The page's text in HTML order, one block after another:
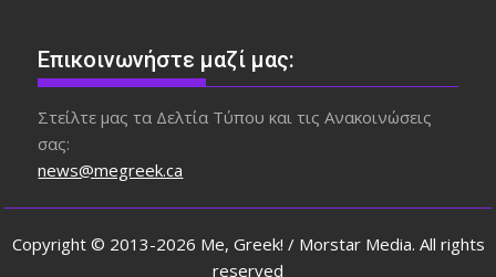
Επικοινωνήστε μαζί μας:
Στείλτε μας τα Δελτία Τύπου και τις Ανακοινώσεις
σας:
news@megreek.ca
Copyright © 2013-2026 Me, Greek! / Morstar Media. All rights
reserved